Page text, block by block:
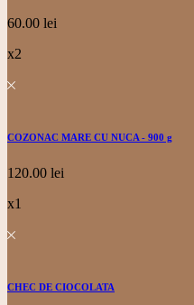
60.00 lei
x2
COZONAC MARE CU NUCA - 900 g
120.00 lei
x1
CHEC DE CIOCOLATA